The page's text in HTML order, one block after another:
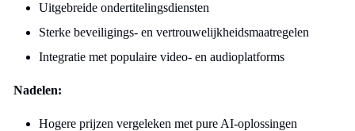
Uitgebreide ondertitelingsdiensten
Sterke beveiligings- en vertrouwelijkheidsmaatregelen
Integratie met populaire video- en audioplatforms
Nadelen:
Hogere prijzen vergeleken met pure AI-oplossingen